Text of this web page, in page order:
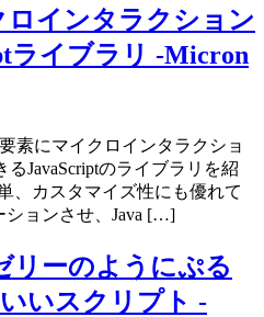
インタラクション
ライブラリ -Micron
素にマイクロインタラクショ
JavaScriptのライブラリを紹
、カスタマイズ性にも優れて
ションさせ、Java […]
リーのようにぷる
いスクリプト -